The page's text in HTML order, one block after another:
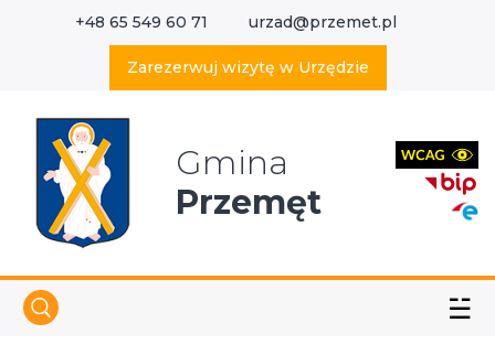
+48 65 549 60 71 urzad@przemet.pl
Zarezerwuj wizytę w Urzędzie
Gmina
Przemęt
☱
Wyszukaj w serwisie